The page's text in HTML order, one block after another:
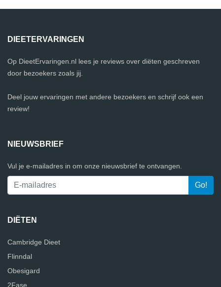
DIEETERVARINGEN
Op DieetErvaringen.nl lees je reviews over diëten geschreven
door bezoekers zoals jij.
Deel jouw ervaringen met andere bezoekers en schrijf ook een
review!
NIEUWSBRIEF
Vul je e-mailadres in om onze nieuwsbrief te ontvangen.
DIËTEN
Cambridge Dieet
Flinndal
Obesigard
2Fase